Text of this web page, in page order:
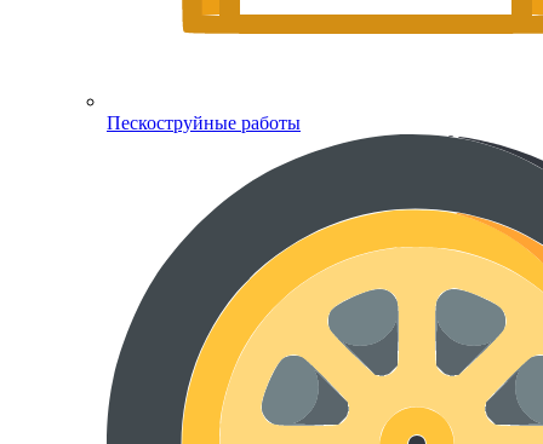
Пескоструйные работы